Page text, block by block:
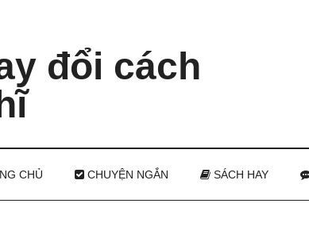
đổi cách
CHỦ CHUYỆN NGẮN SÁCH HAY